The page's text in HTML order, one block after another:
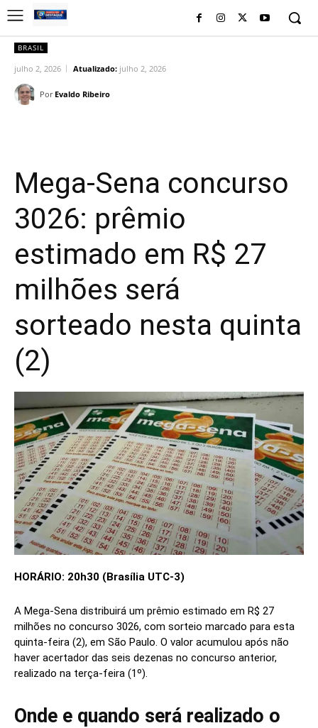
BRASIL
julho 2, 2026 Atualizado: julho 2, 2026
Por Evaldo Ribeiro
Mega-Sena concurso
3026: prêmio
estimado em R$ 27
milhões será
sorteado nesta quinta
(2)
HORÁRIO: 20h30 (Brasília UTC-3)
A Mega-Sena distribuirá um prêmio estimado em R$ 27
milhões no concurso 3026, com sorteio marcado para esta
quinta-feira (2), em São Paulo. O valor acumulou após não
haver acertador das seis dezenas no concurso anterior,
realizado na terça-feira (1º).
Onde e quando será realizado o